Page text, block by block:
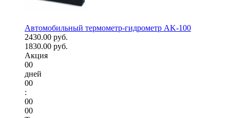
Автомобильный термометр-гидрометр AK-100
2430.00 руб.
1830.00 руб.
Акция
00
дней
00
:
00
00